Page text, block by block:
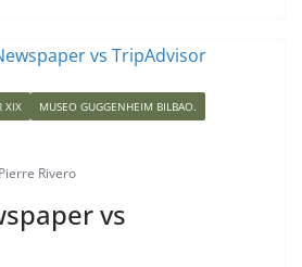
XIX
MUSEO GUGGENHEIM BILBAO.
Pierre Rivero
vs